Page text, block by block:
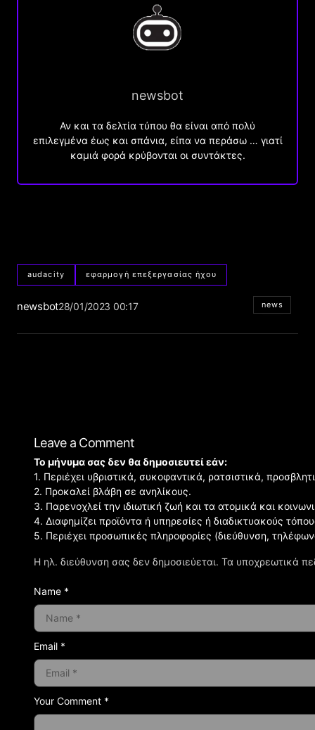
newsbot
Αν και τα δελτία τύπου θα είναι από πολύ
επιλεγμένα έως και σπάνια, είπα να περάσω … γιατί
καμιά φορά κρύβονται οι συντάκτες.
audacity εφαρμογή επεξεργασίας ήχου
newsbot28/01/2023 00:17 news
Leave a Comment
Η ηλ. διεύθυνση σας δεν δημοσιεύεται. Τα υποχρεωτικά
Your Comment *
Το μήνυμα σας δεν θα δημοσιευτεί εάν:
1. Περιέχει υβριστικά, συκοφαντικά, ρατσιστικά,
2. Προκαλεί βλάβη σε ανηλίκους.
3. Παρενοχλεί την ιδιωτική ζωή και τα ατομικά και
4. Διαφημίζει προϊόντα ή υπηρεσίες ή διαδικτυακούς
5. Περιέχει προσωπικές πληροφορίες (διεύθυνση,
Name *
Email *